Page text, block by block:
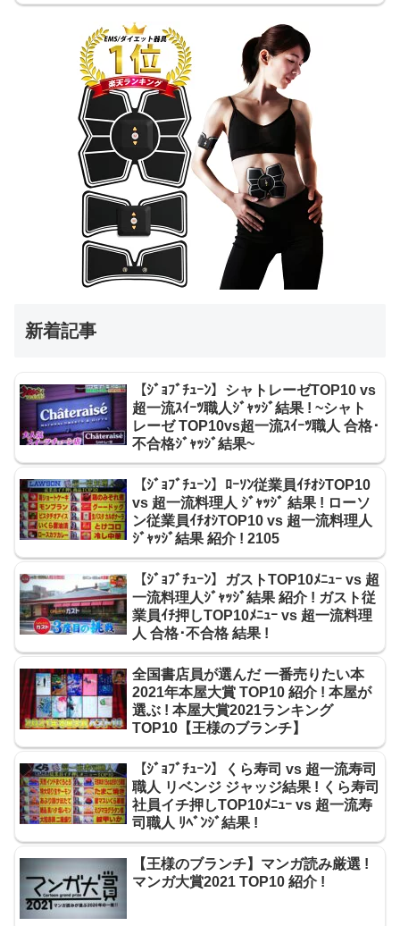
新着記事
【ｼﾞｮﾌﾞﾁｭｰﾝ】シャトレーゼTOP10 vs
超一流ｽｲｰﾂ職人ｼﾞｬｯｼﾞ結果 ! ~シャト
レーゼ TOP10vs超一流ｽｲｰﾂ職人 合格･
不合格ｼﾞｬｯｼﾞ結果~
【ｼﾞｮﾌﾞﾁｭｰﾝ】ﾛｰｿﾝ従業員ｲﾁｵｼTOP10
vs 超一流料理人 ｼﾞｬｯｼﾞ 結果 ! ローソ
ン従業員ｲﾁｵｼTOP10 vs 超一流料理人
ｼﾞｬｯｼﾞ結果 紹介 ! 2105
【ｼﾞｮﾌﾞﾁｭｰﾝ】ガストTOP10ﾒﾆｭｰ vs 超
一流料理人ｼﾞｬｯｼﾞ結果 紹介 ! ガスト従
業員ｲﾁ押しTOP10ﾒﾆｭｰ vs 超一流料理
人 合格･不合格 結果 !
全国書店員が選んだ 一番売りたい本
2021年本屋大賞 TOP10 紹介 ! 本屋が
選ぶ ! 本屋大賞2021ランキング
TOP10【王様のブランチ】
【ｼﾞｮﾌﾞﾁｭｰﾝ】くら寿司 vs 超一流寿司
職人 リベンジ ジャッジ結果 ! くら寿司
社員イチ押しTOP10ﾒﾆｭｰ vs 超一流寿
司職人 ﾘﾍﾞﾝｼﾞ結果 !
【王様のブランチ】マンガ読み厳選 !
マンガ大賞2021 TOP10 紹介 !